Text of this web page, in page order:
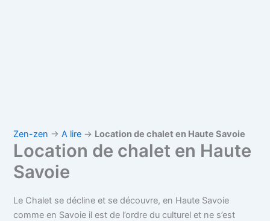
Zen-zen →A lire → Location de chalet en Haute Savoie
Location de chalet en Haute
Savoie
Le Chalet se décline et se découvre, en Haute Savoie
comme en Savoie il est de l’ordre du culturel et ne s’est